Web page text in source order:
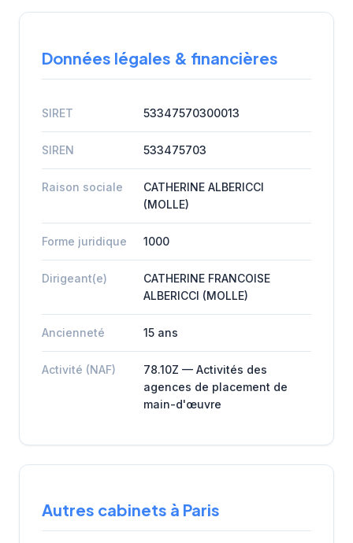
Données légales & financières
SIRET 53347570300013
SIREN 533475703
Raison sociale
CATHERINE ALBERICCI
(MOLLE)
Forme juridique 1000
Dirigeant(e)
CATHERINE FRANCOISE
ALBERICCI (MOLLE)
Ancienneté 15 ans
Activité (NAF)
78.10Z — Activités des
agences de placement de
main-d'œuvre
Autres cabinets à Paris